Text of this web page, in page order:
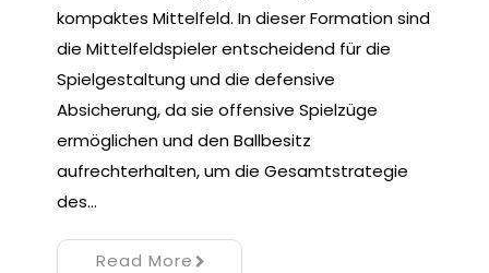
kompaktes Mittelfeld. In dieser Formation sind
die Mittelfeldspieler entscheidend für die
Spielgestaltung und die defensive
Absicherung, da sie offensive Spielzüge
ermöglichen und den Ballbesitz
aufrechterhalten, um die Gesamtstrategie
des…
Read More